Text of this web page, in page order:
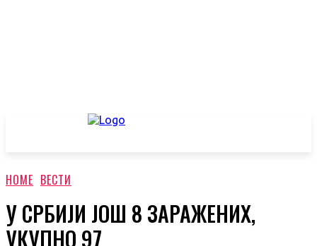
HOME ВЕСТИ
У СРБИЈИ ЈОШ 8 ЗАРАЖЕНИХ,
УКУПНО 97